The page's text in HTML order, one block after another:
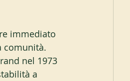
immediato
comunità.
nel 1973
a